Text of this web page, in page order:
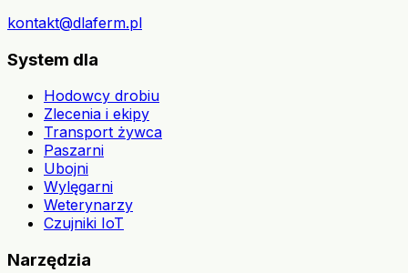
kontakt@dlaferm.pl
System dla
Hodowcy drobiu
Zlecenia i ekipy
Transport żywca
Paszarni
Ubojni
Wylęgarni
Weterynarzy
Czujniki IoT
Narzędzia